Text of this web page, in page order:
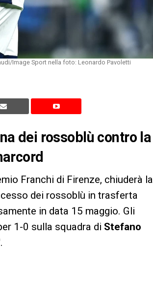
Image Sport nella foto: Leonardo Pavoletti
dei rossoblù contro la
Franchi di Firenze, chiuderà la
dei rossoblù in trasferta
in data 15 maggio. Gli
1-0 sulla squadra di Stefano